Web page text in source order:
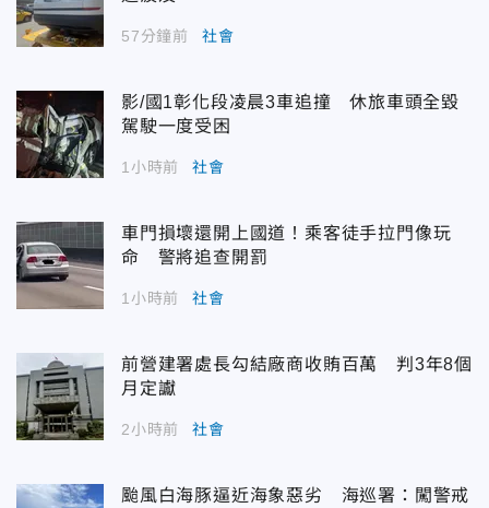
57分鐘前 社會
影/國1彰化段凌晨3車追撞 休旅車頭全毀
駕駛一度受困
1小時前 社會
車門損壞還開上國道！乘客徒手拉門像玩
命 警將追查開罰
1小時前 社會
前營建署處長勾結廠商收賄百萬 判3年8個
月定讞
2小時前 社會
颱風白海豚逼近海象惡劣 海巡署：闖警戒